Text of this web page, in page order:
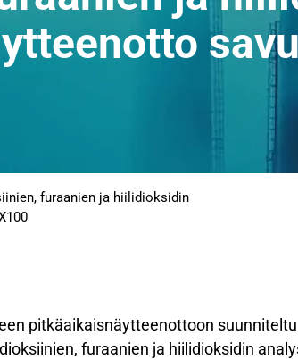
furaanien ja hiilidioksidin
pitkäaikaisnäytteenottoon suunniteltu
furaanien ja hiilidioksidin